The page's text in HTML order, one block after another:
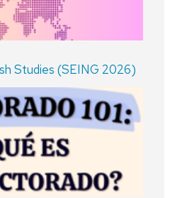
Studies (SEING 2026)